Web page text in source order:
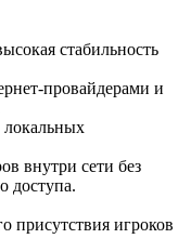
стабильность
провайдерами и
локальных
внутри сети без
доступа.
присутствия игроков